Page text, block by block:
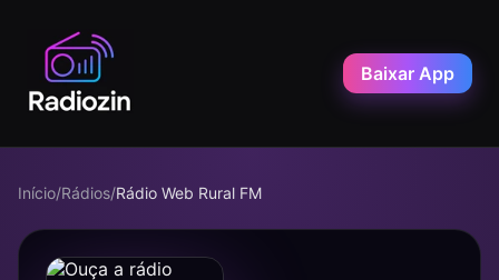
Baixar App
Início/Rádios/Rádio Web Rural FM